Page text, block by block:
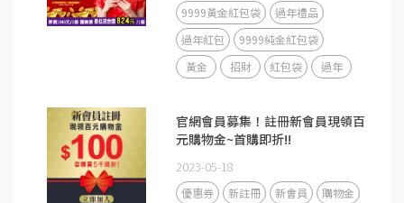
9999黃金紅包袋
過年禮品
過年紅包
9999純金紅包袋
黃金
招財 紅包袋 過年
官網會員募集！註冊新會員現領百
元購物金~首購即折!!
2023-05-18
優惠券 新註冊 新會員
購物金